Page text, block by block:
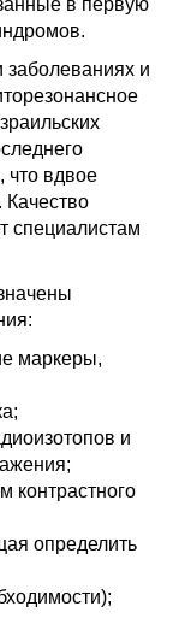
в первую
и
что вдвое
специалистам
маркеры,
и
контрастного
определить